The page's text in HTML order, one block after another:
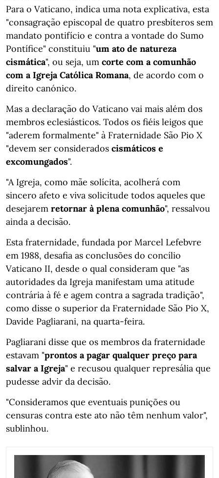
Para o Vaticano, indica uma nota explicativa, esta
"consagração episcopal de quatro presbíteros sem
mandato pontifício e contra a vontade do Sumo
Pontífice" constituiu "um ato de natureza
cismática", ou seja, um corte com a comunhão
com a Igreja Católica Romana, de acordo com o
direito canónico.
Mas a declaração do Vaticano vai mais além dos
membros eclesiásticos. Todos os fiéis leigos que
"aderem formalmente" à Fraternidade São Pio X
"devem ser considerados cismáticos e
excomungados".
"A Igreja, como mãe solícita, acolherá com
sincero afeto e viva solicitude todos aqueles que
desejarem retornar à plena comunhão", ressalvou
ainda a decisão.
Esta fraternidade, fundada por Marcel Lefebvre
em 1988, desafia as conclusões do concílio
Vaticano II, desde o qual consideram que "as
autoridades da Igreja manifestam uma atitude
contrária à fé e agem contra a sagrada tradição",
como disse o superior da Fraternidade São Pio X,
Davide Pagliarani, na quarta-feira.
Pagliarani disse que os membros da fraternidade
estavam "prontos a pagar qualquer preço para
salvar a Igreja" e recusou qualquer represália que
pudesse advir da decisão.
"Consideramos que eventuais punições ou
censuras contra este ato não têm nenhum valor",
sublinhou.